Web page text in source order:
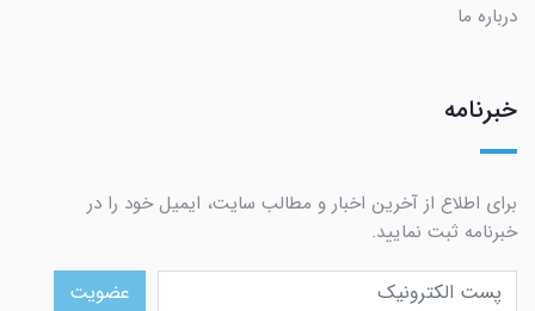
درباره ما
خبرنامه
برای اطلاع از آخرین اخبار و مطالب سایت، ایمیل خود را در
خبرنامه ثبت نمایید.
عضویت